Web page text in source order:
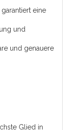
eine
und
und genauere
Glied in